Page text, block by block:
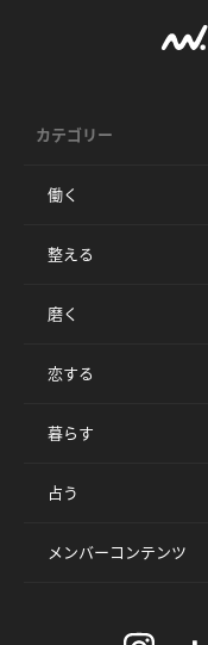
カテゴリー
働く
整える
磨く
恋する
暮らす
占う
メンバーコンテンツ